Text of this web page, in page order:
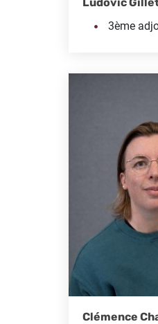
3ème
Clémence